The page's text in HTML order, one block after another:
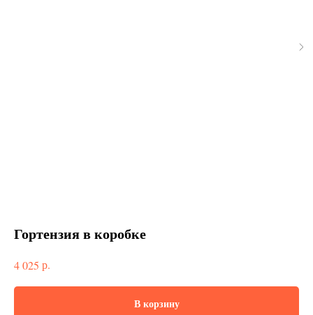
Гортензия в коробке
4 025 р.
В корзину